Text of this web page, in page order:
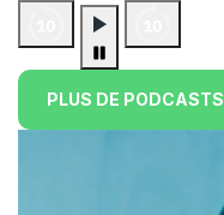
PLUS DE PODCASTS